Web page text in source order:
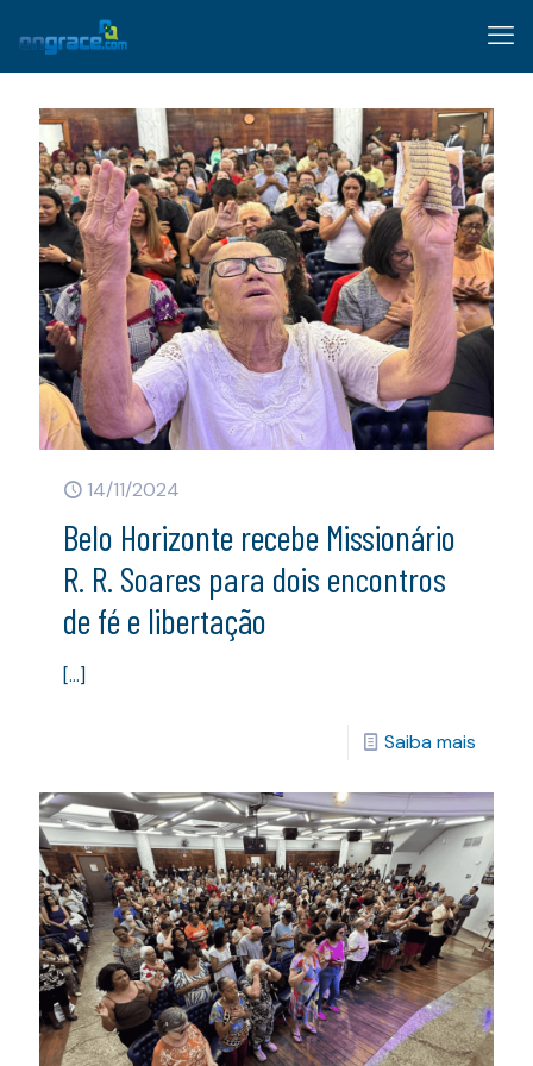
14/11/2024
Belo Horizonte recebe Missionário
R. R. Soares para dois encontros
de fé e libertação
[…]
Saiba mais